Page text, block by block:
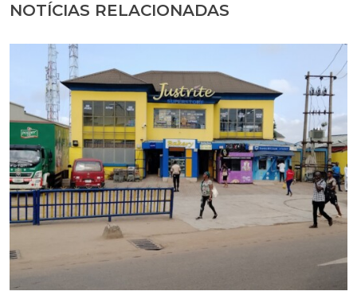
NOTÍCIAS RELACIONADAS